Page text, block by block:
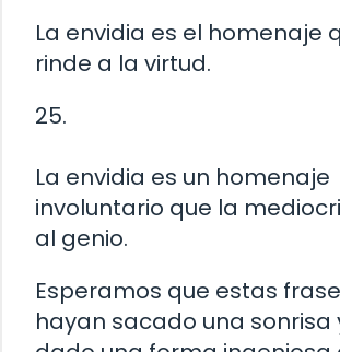
La envidia es el homenaje
rinde a la virtud.
25.
La envidia es un homenaje
involuntario que la
al genio.
Esperamos que estas
hayan sacado una sonrisa